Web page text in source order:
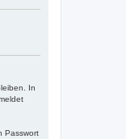
In
Passwort